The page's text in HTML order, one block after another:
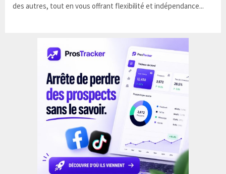
des autres, tout en vous offrant flexibilité et indépendance...